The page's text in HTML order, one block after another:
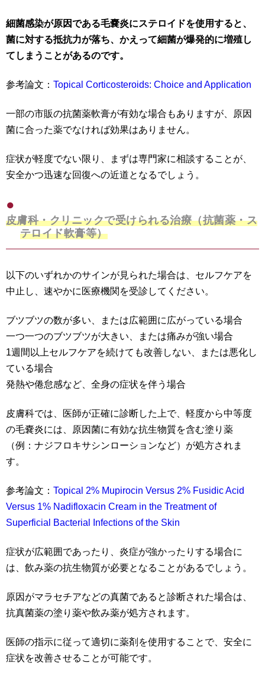
細菌感染が原因である毛嚢炎にステロイドを使用すると、
菌に対する抵抗力が落ち、かえって細菌が爆発的に増殖し
てしまうことがあるのです。
参考論文： Topical Corticosteroids: Choice and Application
一部の市販の抗菌薬軟膏が有効な場合もありますが、原因
菌に合った薬でなければ効果はありません。
症状が軽度でない限り、まずは専門家に相談することが、
安全かつ迅速な回復への近道となるでしょう。
皮膚科・クリニックで受けられる治療（抗菌薬・ス
テロイド軟膏等）
以下のいずれかのサインが見られた場合は、セルフケアを
中止し、速やかに医療機関を受診してください。
ブツブツの数が多い、または広範囲に広がっている場合
一つ一つのブツブツが大きい、または痛みが強い場合
1週間以上セルフケアを続けても改善しない、または悪化し
ている場合
発熱や倦怠感など、全身の症状を伴う場合
皮膚科では、医師が正確に診断した上で、軽度から中等度
の毛嚢炎には、原因菌に有効な抗生物質を含む塗り薬
（例：ナジフロキサシンローションなど）が処方されま
す。
参考論文： Topical 2% Mupirocin Versus 2% Fusidic Acid
Versus 1% Nadifloxacin Cream in the Treatment of
Superficial Bacterial Infections of the Skin
症状が広範囲であったり、炎症が強かったりする場合に
は、飲み薬の抗生物質が必要となることがあるでしょう。
原因がマラセチアなどの真菌であると診断された場合は、
抗真菌薬の塗り薬や飲み薬が処方されます。
医師の指示に従って適切に薬剤を使用することで、安全に
症状を改善させることが可能です。